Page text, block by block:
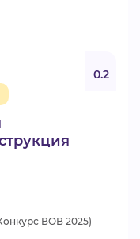
0.2
ВОВ 2025)